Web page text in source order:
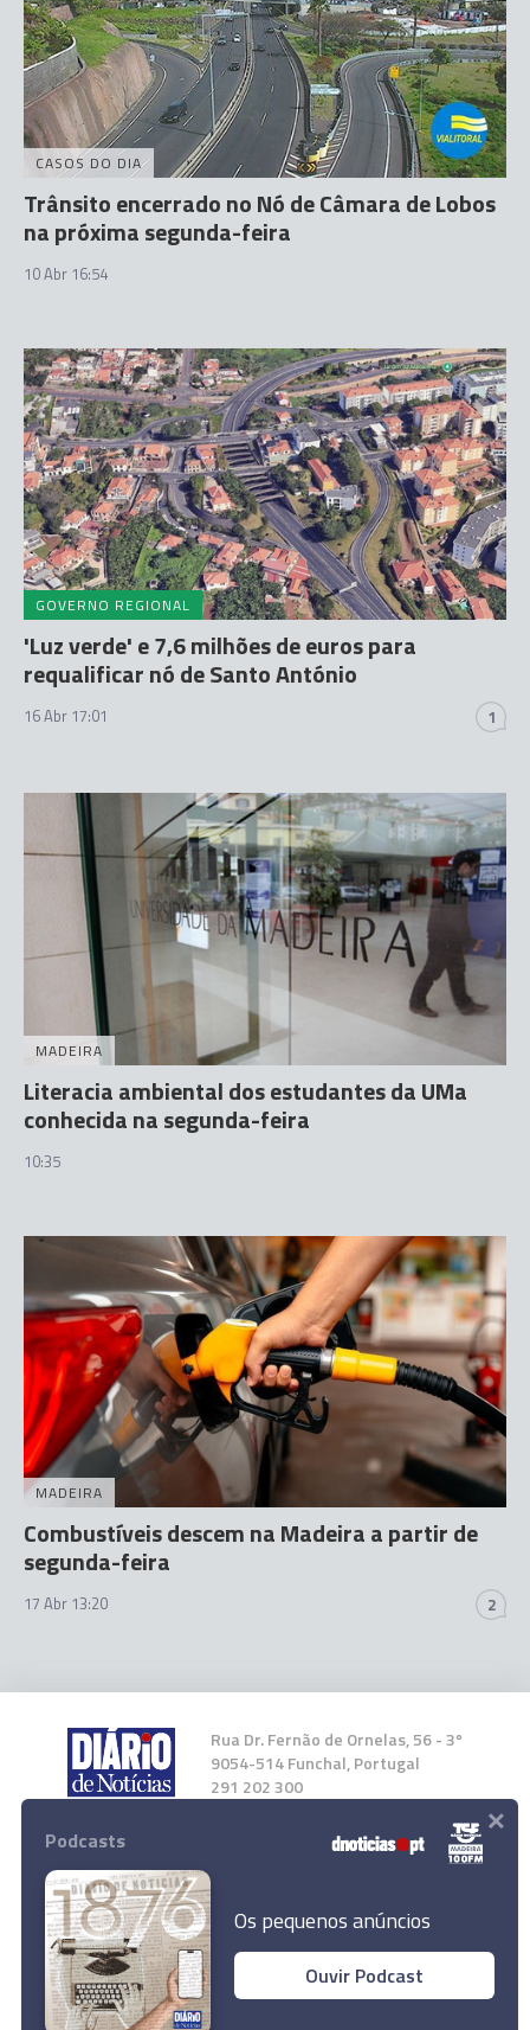
CASOS DO DIA
Trânsito encerrado no Nó de Câmara de Lobos
na próxima segunda-feira
10 Abr 16:54
GOVERNO REGIONAL
'Luz verde' e 7,6 milhões de euros para
requalificar nó de Santo António
16 Abr 17:01 1
MADEIRA
Literacia ambiental dos estudantes da UMa
conhecida na segunda-feira
10:35
MADEIRA
Combustíveis descem na Madeira a partir de
segunda-feira
17 Abr 13:20 2
Rua Dr. Fernão de Ornelas, 56 - 3º
9054-514 Funchal, Portugal
291 202 300
Instale a nossa App
© 2026 Empresa Diário de Notícias, Lda.
Todos os direitos reservados.
Podcasts
Os pequenos anúncios
Ouvir Podcast
×